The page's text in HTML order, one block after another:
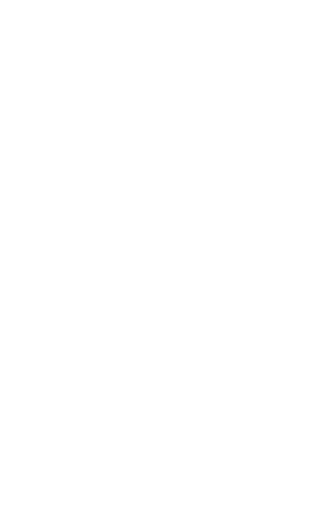
Ζίου Σαντόρου,
(με καπετάνιο) είτε κολυμπώντας
κρασί Βερμεντίνο και μπύρα.